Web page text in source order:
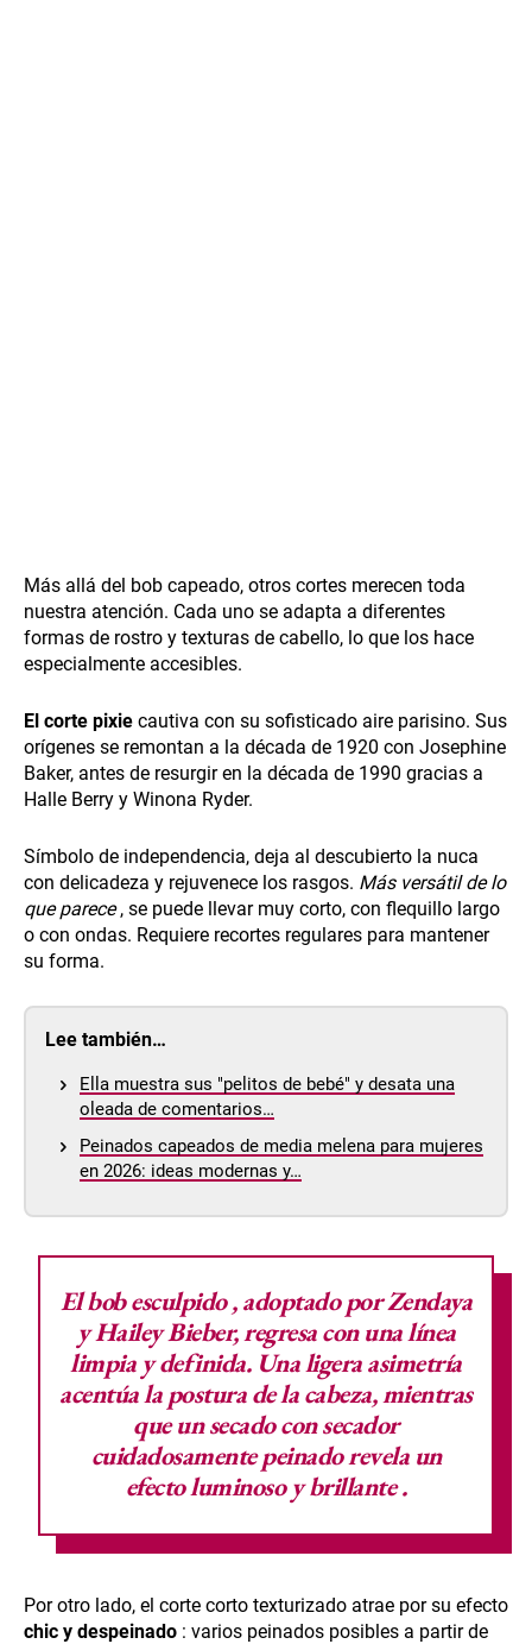
Más allá del bob capeado, otros cortes merecen toda
nuestra atención. Cada uno se adapta a diferentes
formas de rostro y texturas de cabello, lo que los hace
especialmente accesibles.
El corte pixie cautiva con su sofisticado aire parisino. Sus
orígenes se remontan a la década de 1920 con Josephine
Baker, antes de resurgir en la década de 1990 gracias a
Halle Berry y Winona Ryder.
Símbolo de independencia, deja al descubierto la nuca
con delicadeza y rejuvenece los rasgos. Más versátil de lo
que parece, se puede llevar muy corto, con flequillo largo
o con ondas. Requiere recortes regulares para mantener
su forma.
Lee también…
Ella muestra sus "pelitos de bebé" y desata una
oleada de comentarios…
Peinados capeados de media melena para mujeres
en 2026: ideas modernas y…
Elbob esculpido, adoptado por Zendaya
y Hailey Bieber, regresa con una línea
limpia y definida. Una ligera asimetría
acentúa la postura de la cabeza, mientras
que un secado con secador
cuidadosamente peinado revela un
efecto luminoso y brillante.
Por otro lado, el corte corto texturizado atrae por su efecto
chic y despeinado : varios peinados posibles a partir de